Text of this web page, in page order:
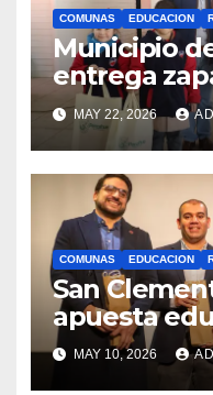
COMUNAS EDUCACION
Municipio
entrega
estudiantes
Royalty
MAY 22, 2026
COMUNAS EDUCACION
San
apuesta
lanzamiento
MAY 10, 2026